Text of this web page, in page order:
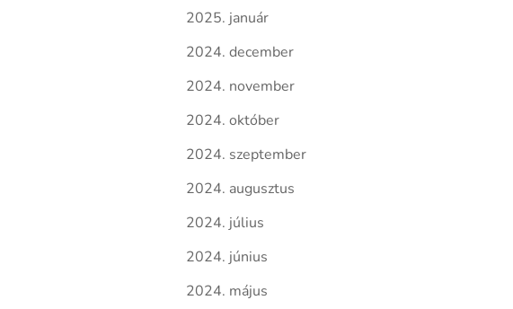
2025. január
2024. december
2024. november
2024. október
2024. szeptember
2024. augusztus
2024. július
2024. június
2024. május